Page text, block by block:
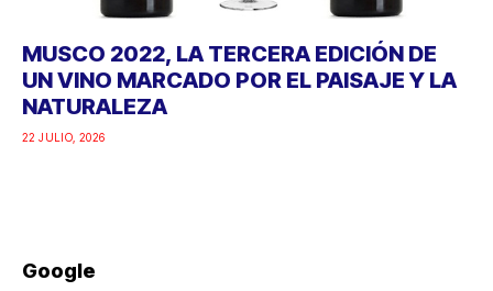
MUSCO 2022, LA TERCERA EDICIÓN DE
UN VINO MARCADO POR EL PAISAJE Y LA
NATURALEZA
22 JULIO, 2026
Google